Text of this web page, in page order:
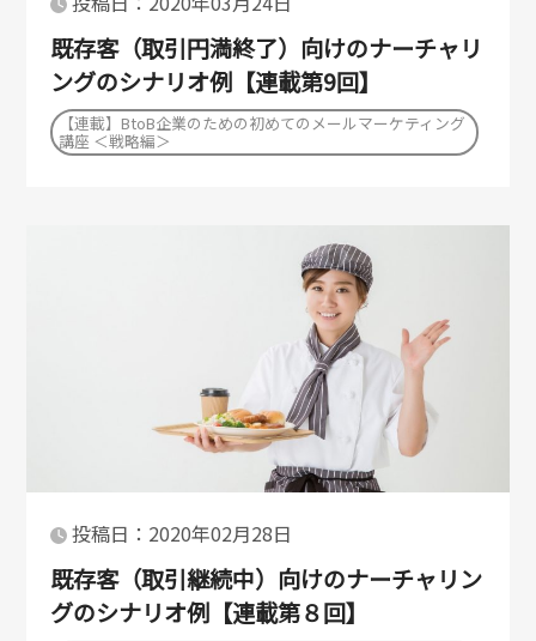
既存客（取引円満終了）向けのナーチャリ
ングのシナリオ例【連載第9回】
【連載】BtoB企業のための初めてのメールマーケティング
講座 ＜戦略編＞
投稿日：2020年02月28日
既存客（取引継続中）向けのナーチャリン
グのシナリオ例【連載第８回】